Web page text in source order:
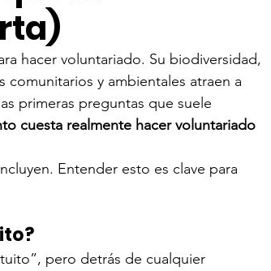
hacer voluntariado. Su biodiversidad,
comunitarios y ambientales atraen a
primeras preguntas que suele
cuesta realmente hacer voluntariado
Entender esto es clave para
pero detrás de cualquier